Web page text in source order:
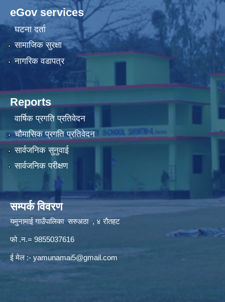
eGov services
घटना दर्ता
सामाजिक सुरक्षा
नागरिक वडापत्र
Reports
वार्षिक प्रगति प्रतिवेदन
चौमासिक प्रगति प्रतिवेदन
सार्वजनिक सुनुवाई
सार्वजनिक परीक्षण
सम्पर्क विवरण
यमुनामाई गाउँपालिका सरुअठा , ४ रौतहट
फो .न.= 9855037616
ई मेल :- yamunamai5@gmail.com